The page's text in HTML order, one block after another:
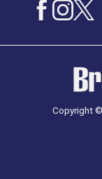
Copyright